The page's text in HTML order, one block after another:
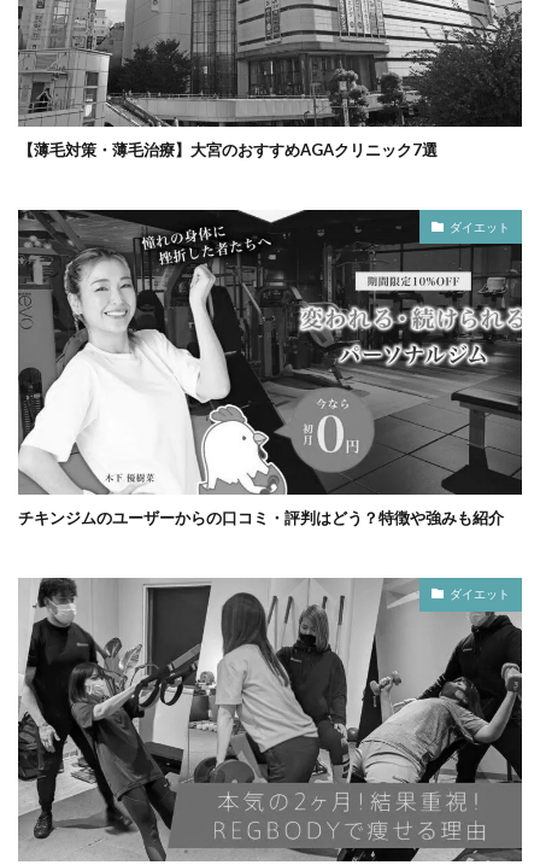
【薄毛対策・薄毛治療】大宮のおすすめAGAクリニック7選
ダイエット
チキンジムのユーザーからの口コミ・評判はどう？特徴や強みも紹介
ダイエット